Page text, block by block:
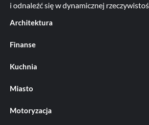
i odnaleźć się w dynamicznej
Architektura
Finanse
Kuchnia
Miasto
Motoryzacja